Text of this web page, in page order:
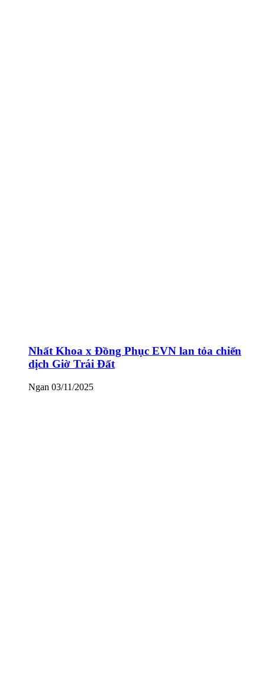
Nhất Khoa x Đồng Phục EVN lan tỏa chiến
dịch Giờ Trái Đất
Ngan 03/11/2025